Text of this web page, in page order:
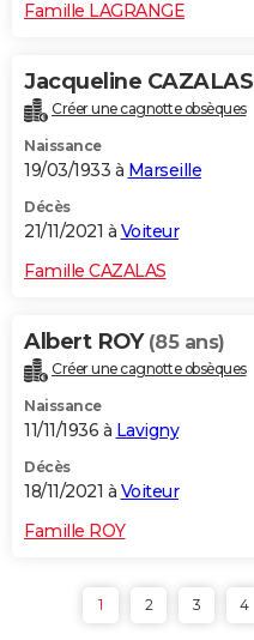
Famille LAGRANGE
Jacqueline CAZALAS
Créer une cagnotte obsèques
Naissance
19/03/1933 à Marseille
Décès
21/11/2021 à Voiteur
Famille CAZALAS
Albert ROY (85 ans)
Créer une cagnotte obsèques
Naissance
11/11/1936 à Lavigny
Décès
18/11/2021 à Voiteur
Famille ROY
1 2 3 4